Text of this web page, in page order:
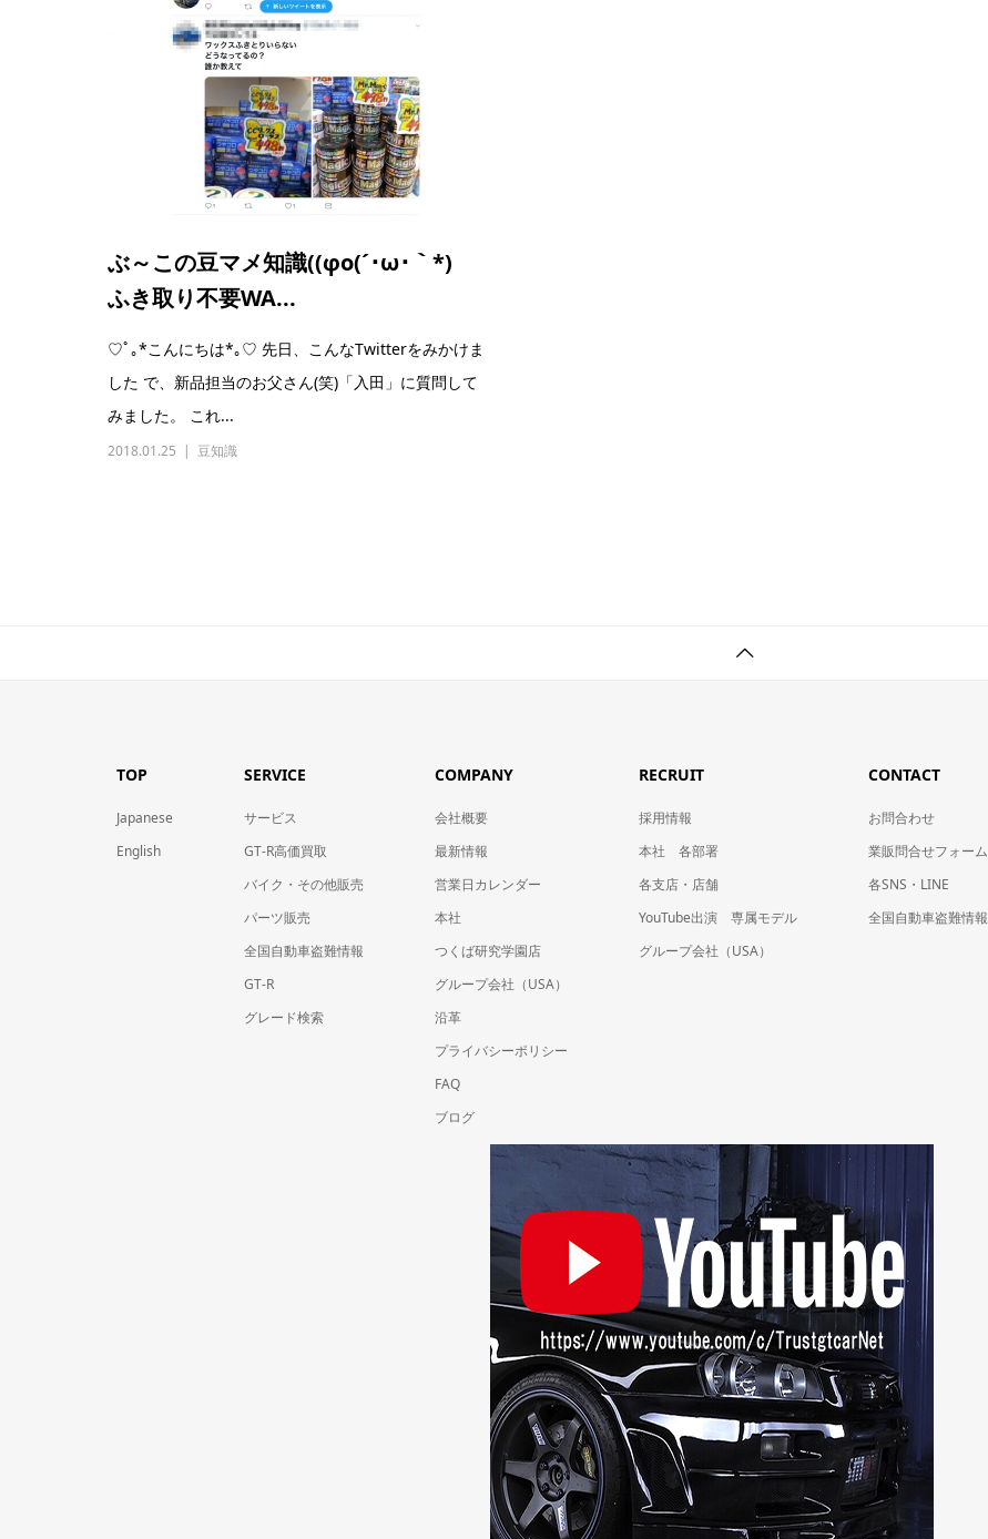
ぶ～この豆マメ知識((φo(´･ω･｀*)
ふき取り不要WA...
♡ﾟ｡*こんにちは*｡♡ 先日、こんなTwitterをみかけま
した で、新品担当のお父さん(笑)「入田」に質問して
みました。 これ...
2018.01.25 豆知識
TOP
Japanese
English
SERVICE
サービス
GT-R高価買取
バイク・その他販売
パーツ販売
全国自動車盗難情報
GT-R
グレード検索
COMPANY
会社概要
最新情報
営業日カレンダー
本社
つくば研究学園店
グループ会社（USA）
沿革
プライバシーポリシー
FAQ
ブログ
RECRUIT
採用情報
本社 各部署
各支店・店舗
YouTube出演 専属モデル
グループ会社（USA）
CONTACT
お問合わせ
業販問合せフォーム
各SNS・LINE
全国自動車盗難情報